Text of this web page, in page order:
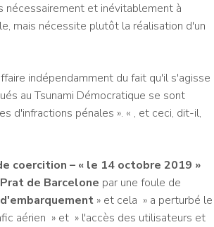
nécessairement et inévitablement à
mais nécessite plutôt la réalisation d'un
indépendamment du fait qu'il s'agisse
au Tsunami Démocratique se sont
d'infractions pénales ». « , et ceci, dit-il,
coercition – « le 14 octobre 2019 »
de Barcelone par une foule de
» et cela » a perturbé le
aérien » et » l'accès des utilisateurs et